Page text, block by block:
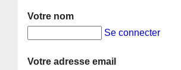
Votre nom
Se connecter
Votre adresse email